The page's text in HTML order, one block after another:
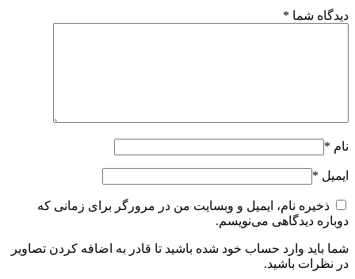
دیدگاه شما *
نام *
ایمیل *
ذخیره نام، ایمیل و وبسایت من در مرورگر برای زمانی که
دوباره دیدگاهی می‌نویسم.
شما باید وارد حساب خود شده باشید تا قادر به اضافه کردن تصاویر
در نظرات باشید.